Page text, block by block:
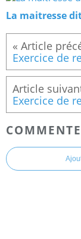
La maitresse
Exercice de
Exercice de